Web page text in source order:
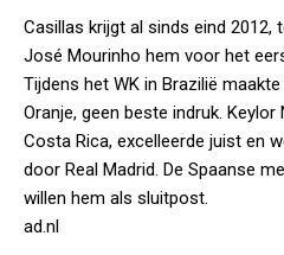
Casillas krijgt al sinds eind 2012,
José Mourinho hem voor het
Tijdens het WK in Brazilië
Oranje, geen beste indruk.
Costa Rica, excelleerde juist en
door Real Madrid. De Spaanse
willen hem als sluitpost.
ad.nl